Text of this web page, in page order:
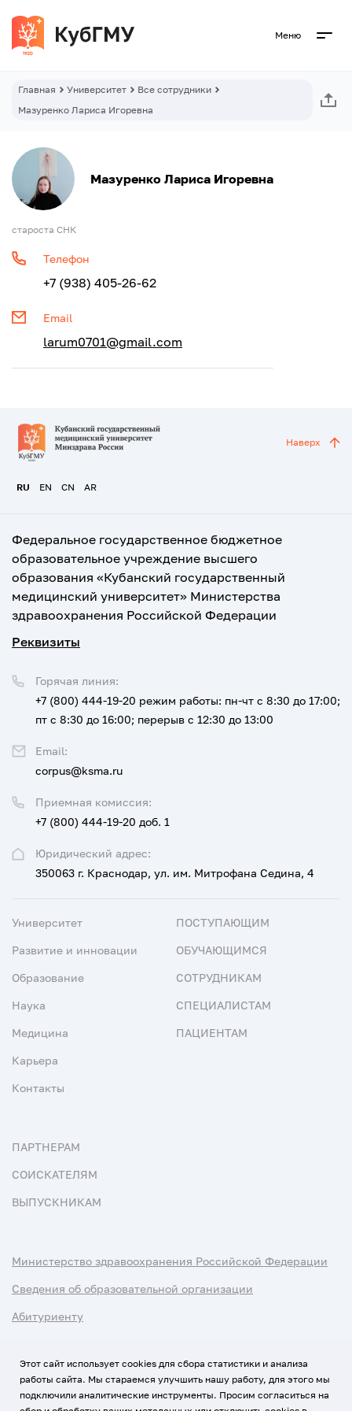
Меню
Главная Университет
Все сотрудники
Мазуренко Лариса Игоревна
Мазуренко Лариса Игоревна
староста СНК
Телефон
+7 (938) 405-26-62
Email
larum0701@gmail.com
RU EN CN AR
Наверх
Федеральное государственное бюджетное
образовательное учреждение высшего
образования «Кубанский государственный
медицинский университет» Министерства
здравоохранения Российской Федерации
Реквизиты
Юридический адрес:
350063 г. Краснодар, ул. им. Митрофана Седина, 4
Приемная комиссия:
+7 (800) 444-19-20 доб. 1
Горячая линия:
+7 (800) 444-19-20 режим работы: пн-чт с 8:30 до 17:00;
пт с 8:30 до 16:00; перерыв с 12:30 до 13:00
Email:
corpus@ksma.ru
Университет
Развитие и инновации
Образование
Наука
Медицина
Карьера
Контакты
ПОСТУПАЮЩИМ
ОБУЧАЮЩИМСЯ
СОТРУДНИКАМ
СПЕЦИАЛИСТАМ
ПАЦИЕНТАМ
ПАРТНЕРАМ
СОИСКАТЕЛЯМ
ВЫПУСКНИКАМ
Министерство здравоохранения Российской Федерации
Сведения об образовательной организации
Абитуриенту
Этот сайт использует cookies для сбора статистики и анализа
работы сайта. Мы стараемся улучшить нашу работу, для этого мы
подключили аналитические инструменты. Просим согласиться на